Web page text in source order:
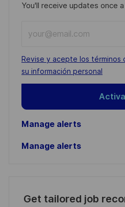
You'll receive updates once
Email
address
(Required)
Required
Revise y acepte los términos
su información personal
Manage alerts
Manage alerts
Get tailored job